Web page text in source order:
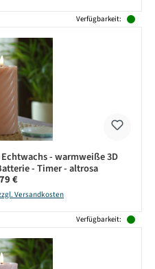
Verfügbarkeit:
- warmweiße 3D
- Timer - altrosa
Preis:
€
Versandkosten
Verfügbarkeit: